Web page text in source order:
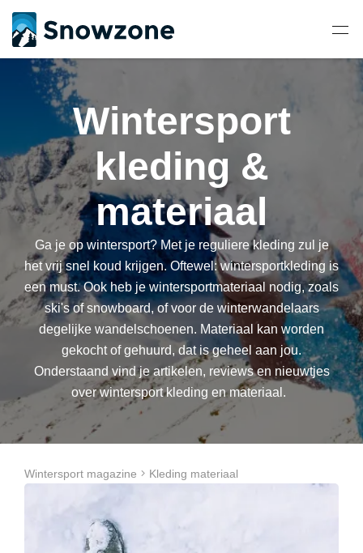
Wintersport
kleding &
materiaal
Ga je op wintersport? Met je reguliere kleding zul je
het vrij snel koud krijgen. Oftewel: wintersportkleding is
een must. Ook heb je wintersportmateriaal nodig, zoals
ski's of snowboard, of voor de winterwandelaars
degelijke wandelschoenen. Materiaal kan worden
gekocht of gehuurd, dat is geheel aan jou.
Onderstaand vind je artikelen, reviews en nieuwtjes
over wintersport kleding en materiaal.
Wintersport magazine Kleding materiaal